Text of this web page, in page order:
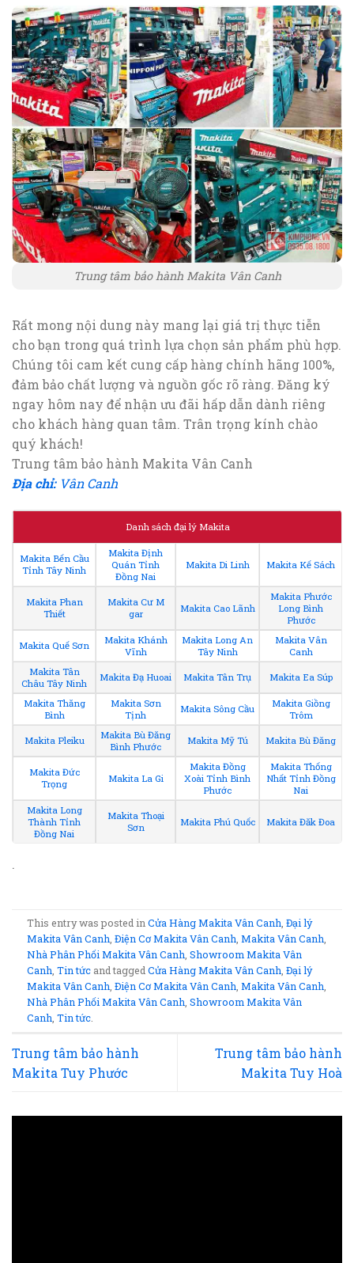
Trung tâm bảo hành Makita Vân Canh
Rất mong nội dung này mang lại giá trị thực tiễn
cho bạn trong quá trình lựa chọn sản phẩm phù hợp.
Chúng tôi cam kết cung cấp hàng chính hãng 100%,
đảm bảo chất lượng và nguồn gốc rõ ràng. Đăng ký
ngay hôm nay để nhận ưu đãi hấp dẫn dành riêng
cho khách hàng quan tâm. Trân trọng kính chào
quý khách!
Trung tâm bảo hành Makita Vân Canh
Địa chỉ: Vân Canh
Danh sách đại lý Makita
Makita Bến Cầu
Tỉnh Tây Ninh
Makita Định
Quán Tỉnh
Đồng Nai
Makita Di Linh Makita Kế Sách
Makita Phan
Thiết
Makita Cư M
gar
Makita Cao Lãnh
Makita Phước
Long Bình
Phước
Makita Quế Sơn
Makita Khánh
Vĩnh
Makita Long An
Tây Ninh
Makita Vân
Canh
Makita Tân
Châu Tây Ninh
Makita Đạ Huoai Makita Tân Trụ Makita Ea Súp
Makita Thăng
Bình
Makita Sơn
Tịnh
Makita Sông Cầu
Makita Giồng
Trôm
Makita Pleiku
Makita Bù Đăng
Bình Phước
Makita Mỹ Tú Makita Bù Đăng
Makita Đức
Trọng
Makita La Gi
Makita Đồng
Xoài Tỉnh Bình
Phước
Makita Thống
Nhất Tỉnh Đồng
Nai
Makita Long
Thành Tỉnh
Đồng Nai
Makita Thoại
Sơn
Makita Phú Quốc Makita Đăk Đoa
.
This entry was posted inCửa Hàng Makita Vân Canh ,Đại lý
Makita Vân Canh ,Điện Cơ Makita Vân Canh ,Makita Vân Canh
Nhà Phân Phối Makita Vân Canh ,Showroom Makita Vân
Canh ,Tin tức and taggedCửa Hàng Makita Vân Canh ,Đại lý
Makita Vân Canh ,Điện Cơ Makita Vân Canh ,Makita Vân Canh
Nhà Phân Phối Makita Vân Canh ,Showroom Makita Vân
Canh ,Tin tức
Trung tâm bảo hành
Makita Tuy Phước
Trung tâm bảo hành
Makita Tuy Hoà